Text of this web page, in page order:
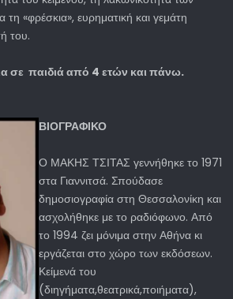
τη «φρέσκια», ευρηματική και γεμάτη
του.
σε παιδιά από 4 ετών και πάνω.
ΒΙΟΓΡΑΦΙΚΟ
Ο ΜΑΚΗΣ ΤΣΙΤΑΣ γεννήθηκε το 1971
στα Γιαννιτσά. Σπούδασε
δημοσιογραφία στη Θεσσαλονίκη και
ασχολήθηκε με το ραδιόφωνο. Από
το 1994 ζει μόνιμα στην Αθήνα κι
εργάζεται στο χώρο των εκδόσεων.
Κείμενά του
(διηγήματα,θεατρικά,ποιήματα),